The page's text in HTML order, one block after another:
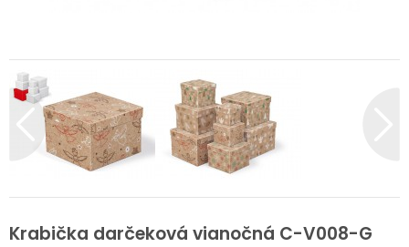
Krabička darčeková vianočná C-V008-G